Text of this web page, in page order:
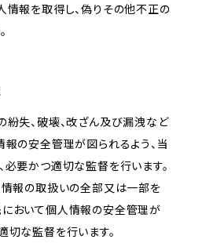
情報を取得し、偽りその他不正の
紛失、破壊、改ざん及び漏洩など
報の安全管理が図られるよう、当
必要かつ適切な監督を行います。
情報の取扱いの全部又は一部を
おいて個人情報の安全管理が
切な監督を行います。